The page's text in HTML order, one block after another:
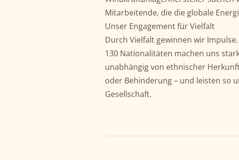
Mitarbeitende, die die globale
Unser Engagement für Vielfalt
Durch Vielfalt gewinnen wir
130 Nationalitäten machen uns
unabhängig von ethnischer
oder Behinderung – und leisten so
Gesellschaft.